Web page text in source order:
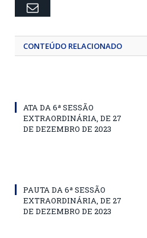
Email
CONTEÚDO RELACIONADO
ATA DA 6ª SESSÃO
EXTRAORDINÁRIA, DE 27
DE DEZEMBRO DE 2023
PAUTA DA 6ª SESSÃO
EXTRAORDINÁRIA, DE 27
DE DEZEMBRO DE 2023